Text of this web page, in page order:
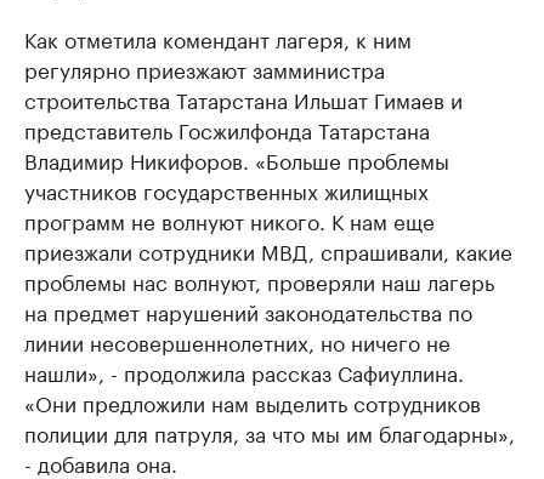
Как отметила комендант лагеря, к ним
регулярно приезжают замминистра
строительства Татарстана Ильшат Гимаев и
представитель Госжилфонда Татарстана
Владимир Никифоров. «Больше проблемы
участников государственных жилищных
программ не волнуют никого. К нам еще
приезжали сотрудники МВД, спрашивали, какие
проблемы нас волнуют, проверяли наш лагерь
на предмет нарушений законодательства по
линии несовершеннолетних, но ничего не
нашли», - продолжила рассказ Сафиуллина.
«Они предложили нам выделить сотрудников
полиции для патруля, за что мы им благодарны»,
- добавила она.